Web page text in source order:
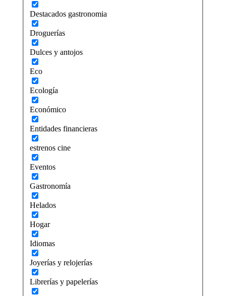
Destacados gastronomia
Droguerías
Dulces y antojos
Eco
Ecología
Económico
Entidades financieras
estrenos cine
Eventos
Gastronomía
Helados
Hogar
Idiomas
Joyerías y relojerías
Librerías y papelerías